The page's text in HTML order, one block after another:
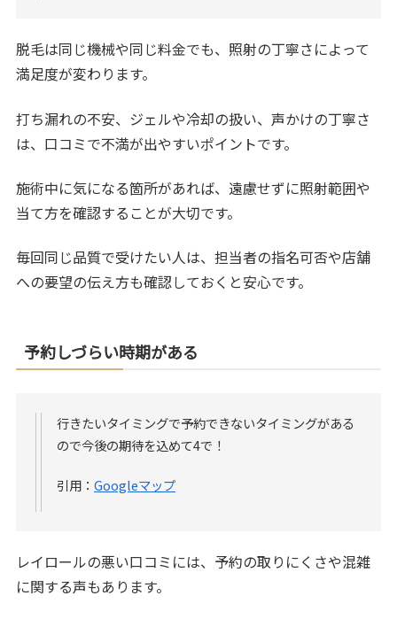
脱毛は同じ機械や同じ料金でも、照射の丁寧さによって
満足度が変わります。
打ち漏れの不安、ジェルや冷却の扱い、声かけの丁寧さ
は、口コミで不満が出やすいポイントです。
施術中に気になる箇所があれば、遠慮せずに照射範囲や
当て方を確認することが大切です。
毎回同じ品質で受けたい人は、担当者の指名可否や店舗
への要望の伝え方も確認しておくと安心です。
予約しづらい時期がある
行きたいタイミングで予約できないタイミングがある
ので今後の期待を込めて4で！
引用：Googleマップ
レイロールの悪い口コミには、予約の取りにくさや混雑
に関する声もあります。